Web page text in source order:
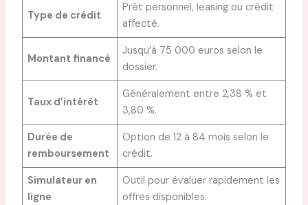
Type de crédit
Prêt personnel, leasing ou crédit
affecté.
Montant financé
Jusqu’à 75 000 euros selon le
dossier.
Taux d’intérêt
Généralement entre 2,38 % et
3,80 %.
Durée de
remboursement
Option de 12 à 84 mois selon le
crédit.
Simulateur en
ligne
Outil pour évaluer rapidement les
offres disponibles.